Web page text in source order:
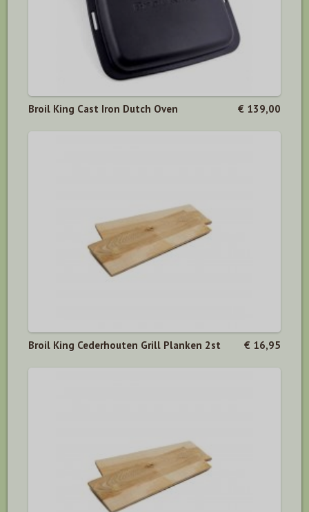
Broil King Cast Iron Dutch Oven € 139,00
Broil King Cederhouten Grill Planken 2st € 16,95